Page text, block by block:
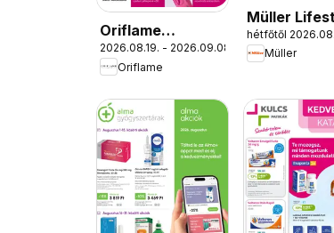
Oriflame
katalógus
2026/12
2026.08.19. - 2026.09.08.
Oriflame
Müller
magazin
hétfőtől
Müller